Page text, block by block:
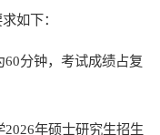
如下：
60分钟，考试成绩占复
2026年硕士研究生招生